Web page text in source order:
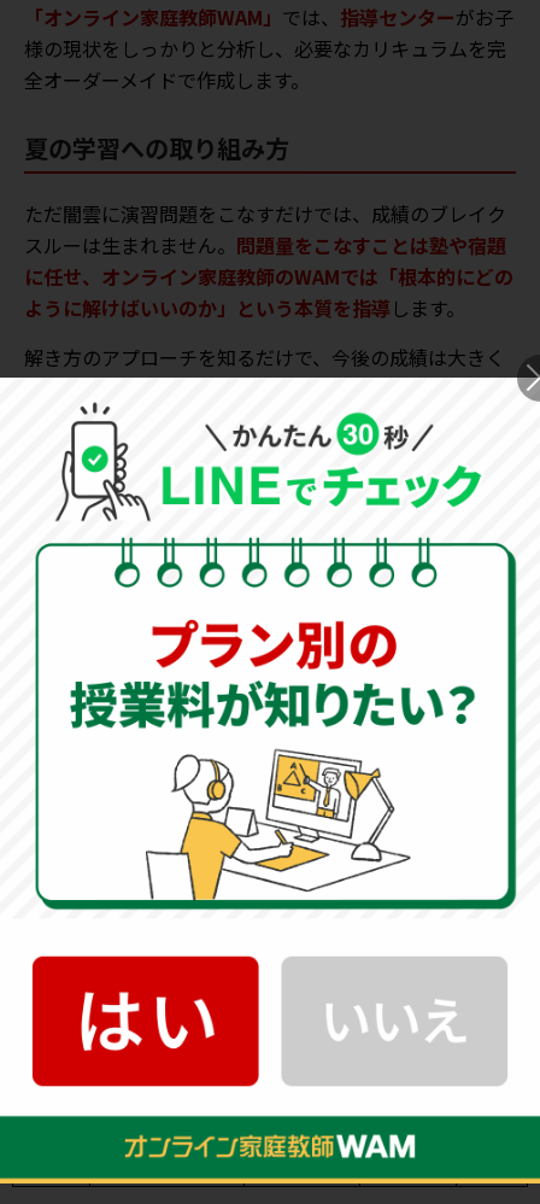
「オンライン家庭教師WAM」 では、 指導センターがお子
様の現状をしっかりと分析し、必要なカリキュラムを完
全オーダーメイドで作成します。
夏の学習への取り組み方
ただ闇雲に演習問題をこなすだけでは、成績のブレイク
スルーは生まれません。 問題量をこなすことは塾や宿題
に任せ、オンライン家庭教師のWAMでは「根本的にどの
ように解けばいいのか」という本質を指導 します。
解き方のアプローチを知るだけで、今後の成績は大きく
オンライン家庭教師
授業
500円 キャンペーン実施中
豊島岡女子学園中学校の入試情報
科目別配点・試験時間
2回
4教科 50分
社会・理科
算数・英語資格
算数 50分 100点
英語資格 －